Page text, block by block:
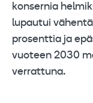
konsernia
lupautui
prosenttia ja
vuoteen 2030
verrattuna.